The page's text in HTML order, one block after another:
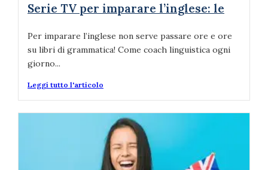
Serie TV per imparare l’inglese: le
Per imparare l’inglese non serve passare ore e ore
su libri di grammatica! Come coach linguistica ogni
giorno...
Leggi tutto l'articolo